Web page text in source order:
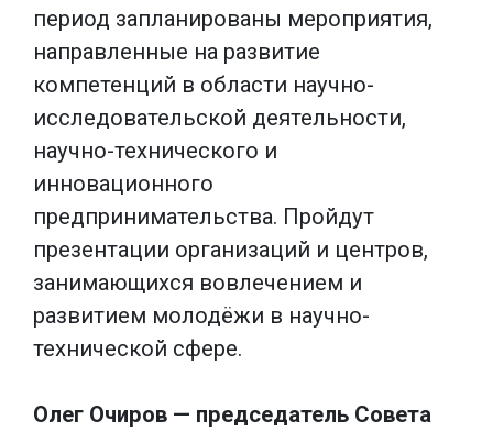
период запланированы мероприятия,
направленные на развитие
компетенций в области научно-
исследовательской деятельности,
научно-технического и
инновационного
предпринимательства. Пройдут
презентации организаций и центров,
занимающихся вовлечением и
развитием молодёжи в научно-
технической сфере.
Олег Очиров — председатель Совета